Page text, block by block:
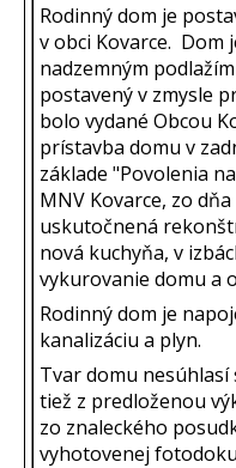
Rodinný dom je
v obci Kovarce. Dom
nadzemným
postavený v zmysle
bolo vydané Obcou
prístavba domu v
základe "Povolenia
MNV Kovarce, zo
uskutočnená
nová kuchyňa, v
vykurovanie domu a
Rodinný dom je
kanalizáciu a plyn.
Tvar domu
tiež z predloženou
zo znaleckého
vyhotovenej